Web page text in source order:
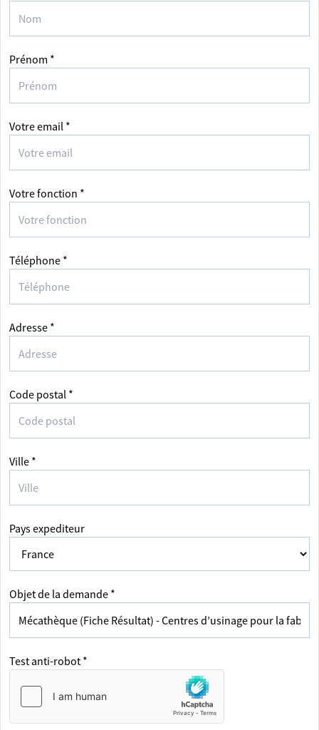
Prénom *
Votre email *
Votre fonction *
Téléphone *
Adresse *
Code postal *
Ville *
Pays expediteur
Objet de la demande *
Test anti-robot *